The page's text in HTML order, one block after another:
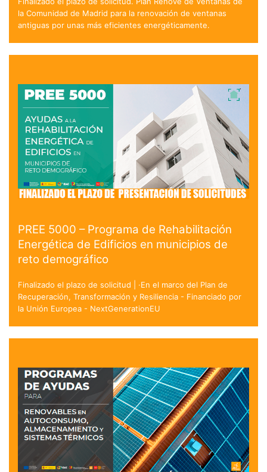
la Comunidad de Madrid para la renovación de ventanas
antiguas por unas más eficientes energéticamente.
PREE 5000 – Programa de Rehabilitación
Energética de Edificios en municipios de
reto demográfico
Finalizado el plazo de solicitud | ·En el marco del Plan de
Recuperación, Transformación y Resiliencia - Financiado por
la Unión Europea - NextGenerationEU